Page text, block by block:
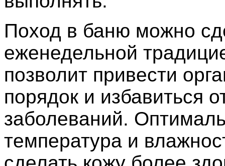
Поход в баню можно
еженедельной
позволит привести
порядок и избавиться
заболеваний.
температура и